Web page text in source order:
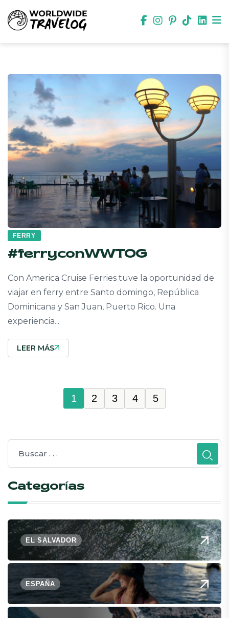
FERRY
#ferryconWWTOG
Con America Cruise Ferries tuve la oportunidad de
viajar en ferry entre Santo domingo, República
Dominicana y San Juan, Puerto Rico. Una
experiencia...
LEER MÁS
1 2 3 4 5
Categorías
EL SALVADOR
ESPAÑA